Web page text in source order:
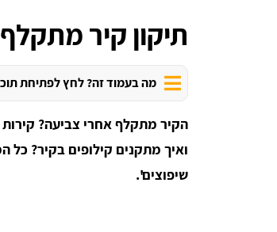
תיקון קיר מתקלף
מה בעמוד זה? לחץ לפתיחת תוכן
הקיר מתקלף אחרי צביעה?
ואיך מתקנים קילופים בקיר?
שיפוצים'.